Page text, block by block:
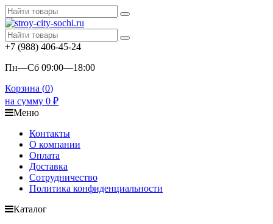
+7 (988) 406-45-24
Пн—Сб 09:00—18:00
Корзина (0)
на сумму 0 ₽
Меню
Контакты
О компании
Оплата
Доставка
Сотрудничество
Политика конфиденциальности
Каталог